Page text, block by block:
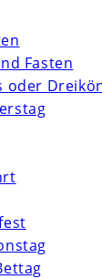
Fasten
oder